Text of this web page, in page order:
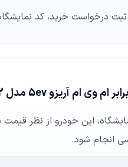
درخواست خرید، کد
این خودرو از نظر قیمت
انجام شود.